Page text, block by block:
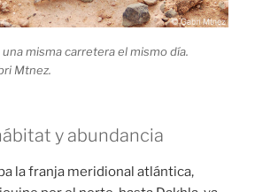
misma carretera el mismo día.
Mtnez.
y abundancia
la franja meridional atlántica,